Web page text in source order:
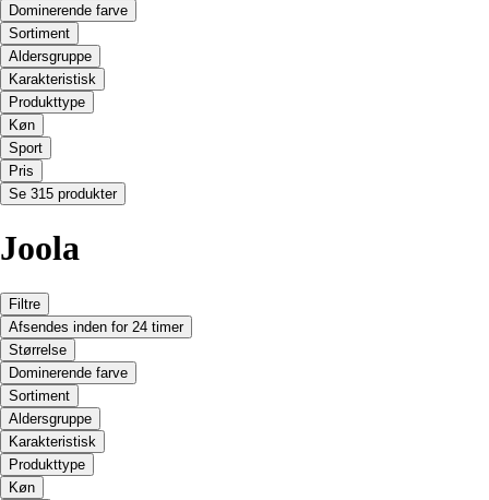
Dominerende farve
Sortiment
Aldersgruppe
Karakteristisk
Produkttype
Køn
Sport
Pris
Se 315 produkter
Joola
Filtre
Afsendes inden for 24 timer
Størrelse
Dominerende farve
Sortiment
Aldersgruppe
Karakteristisk
Produkttype
Køn